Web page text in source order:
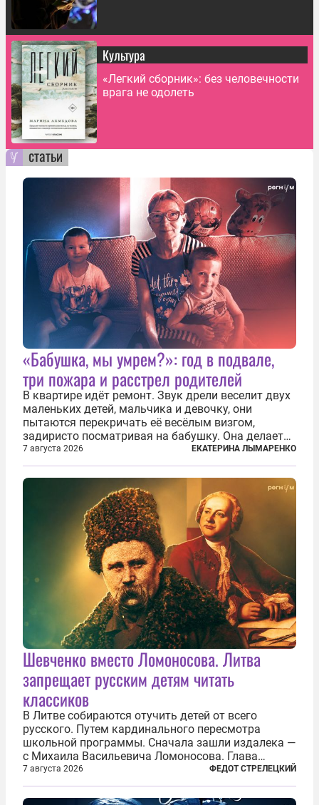
Культура
«Легкий сборник»: без человечности
врага не одолеть
статьи
«Бабушка, мы умрем?»: год в подвале,
три пожара и расстрел родителей
В квартире идёт ремонт. Звук дрели веселит двух
маленьких детей, мальчика и девочку, они
пытаются перекричать её весёлым визгом,
задиристо посматривая на бабушку. Она делает
им замечание, но внуки чувствуют, что она
сердится невсерьез. И это правда: дрель, конечно,
сверлит противно, но всё...
7 августа 2026 ЕКАТЕРИНА ЛЫМАРЕНКО
Шевченко вместо Ломоносова. Литва
запрещает русским детям читать
классиков
В Литве собираются отучить детей от всего
русского. Путем кардинального пересмотра
школьной программы. Сначала зашли издалека —
с Михаила Васильевича Ломоносова. Глава
правительства Литвы Миндаугас Синкявичюс
предложил исключить его тексты из программ
общего образования. Мотивировал он это тем,
7 августа 2026 ФЕДОТ СТРЕЛЕЦКИЙ